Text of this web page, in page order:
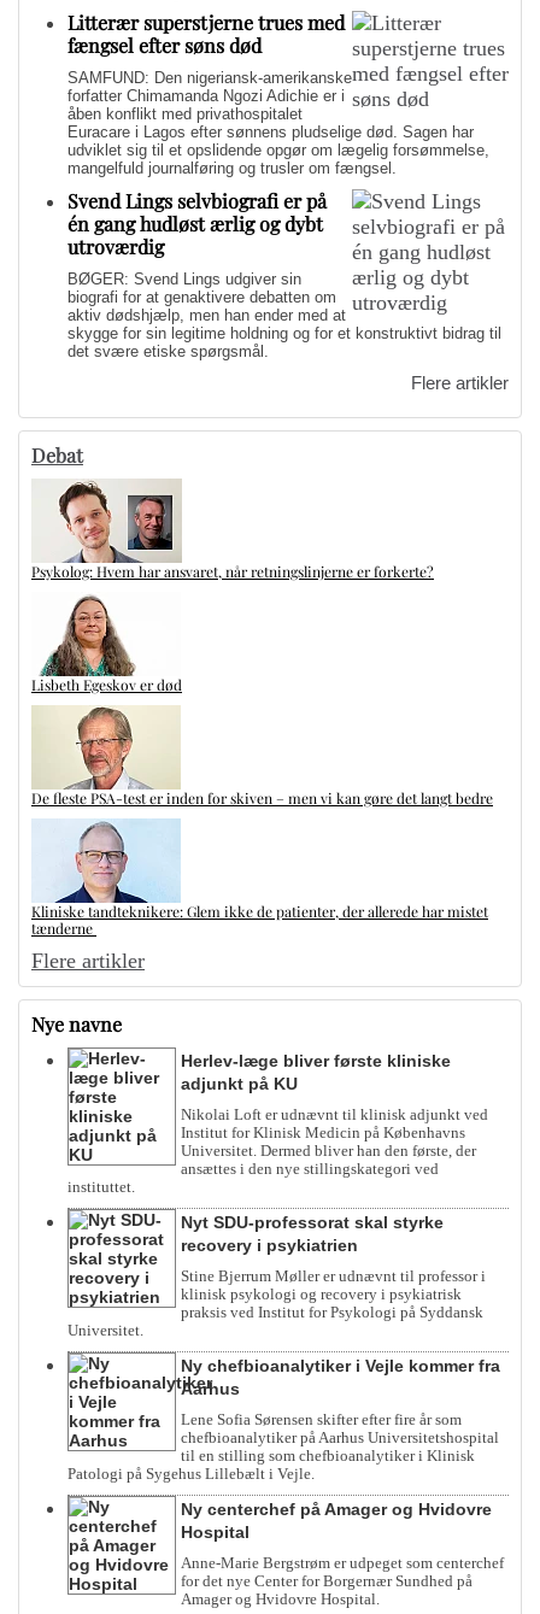
Litterær superstjerne trues med
fængsel efter søns død
SAMFUND: Den nigeriansk-amerikanske
forfatter Chimamanda Ngozi Adichie er i
åben konflikt med privathospitalet
Euracare i Lagos efter sønnens pludselige død. Sagen har
udviklet sig til et opslidende opgør om lægelig forsømmelse,
mangelfuld journalføring og trusler om fængsel.
Svend Lings selvbiografi er på
én gang hudløst ærlig og dybt
utroværdig
BØGER: Svend Lings udgiver sin
biografi for at genaktivere debatten om
aktiv dødshjælp, men han ender med at
skygge for sin legitime holdning og for et konstruktivt bidrag til
det svære etiske spørgsmål.
Flere artikler
Debat
Psykolog: Hvem har ansvaret, når retningslinjerne er forkerte?
Lisbeth Egeskov er død
De fleste PSA-test er inden for skiven – men vi kan gøre det langt bedre
Kliniske tandteknikere: Glem ikke de patienter, der allerede har mistet
tænderne
Flere artikler
Nye navne
Herlev-læge bliver første kliniske
adjunkt på KU
Nikolai Loft er udnævnt til klinisk adjunkt ved
Institut for Klinisk Medicin på Københavns
Universitet. Dermed bliver han den første, der
ansættes i den nye stillingskategori ved
instituttet.
Nyt SDU-professorat skal styrke
recovery i psykiatrien
Stine Bjerrum Møller er udnævnt til professor i
klinisk psykologi og recovery i psykiatrisk
praksis ved Institut for Psykologi på Syddansk
Universitet.
Ny chefbioanalytiker i Vejle kommer fra
Aarhus
Lene Sofia Sørensen skifter efter fire år som
chefbioanalytiker på Aarhus Universitetshospital
til en stilling som chefbioanalytiker i Klinisk
Patologi på Sygehus Lillebælt i Vejle.
Ny centerchef på Amager og Hvidovre
Hospital
Anne-Marie Bergstrøm er udpeget som centerchef
for det nye Center for Borgernær Sundhed på
Amager og Hvidovre Hospital.